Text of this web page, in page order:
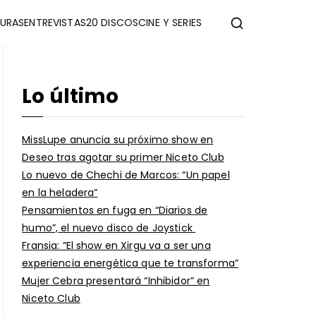
ENTREVISTAS20 DISCOSCINE Y SERIES
Lo último
MissLupe anuncia su próximo show en
Deseo tras agotar su primer Niceto Club
Lo nuevo de Chechi de Marcos: “Un papel
en la heladera”
Pensamientos en fuga en “Diarios de
humo”, el nuevo disco de Joystick
Fransia: “El show en Xirgu va a ser una
experiencia energética que te transforma”
Mujer Cebra presentará “Inhibidor” en
Niceto Club